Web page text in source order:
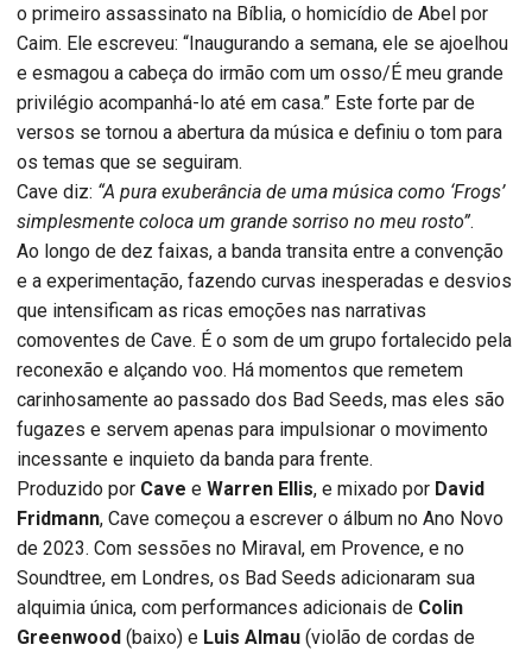
o primeiro assassinato na Bíblia, o homicídio de Abel por
Caim. Ele escreveu: “Inaugurando a semana, ele se ajoelhou
e esmagou a cabeça do irmão com um osso/É meu grande
privilégio acompanhá-lo até em casa.” Este forte par de
versos se tornou a abertura da música e definiu o tom para
os temas que se seguiram.
Cave diz: “A pura exuberância de uma música como ‘Frogs’
simplesmente coloca um grande sorriso no meu rosto”.
Ao longo de dez faixas, a banda transita entre a convenção
e a experimentação, fazendo curvas inesperadas e desvios
que intensificam as ricas emoções nas narrativas
comoventes de Cave. É o som de um grupo fortalecido pela
reconexão e alçando voo. Há momentos que remetem
carinhosamente ao passado dos Bad Seeds, mas eles são
fugazes e servem apenas para impulsionar o movimento
incessante e inquieto da banda para frente.
Produzido por Cave e Warren Ellis, e mixado por David
Fridmann, Cave começou a escrever o álbum no Ano Novo
de 2023. Com sessões no Miraval, em Provence, e no
Soundtree, em Londres, os Bad Seeds adicionaram sua
alquimia única, com performances adicionais de Colin
Greenwood (baixo) e Luis Almau (violão de cordas de